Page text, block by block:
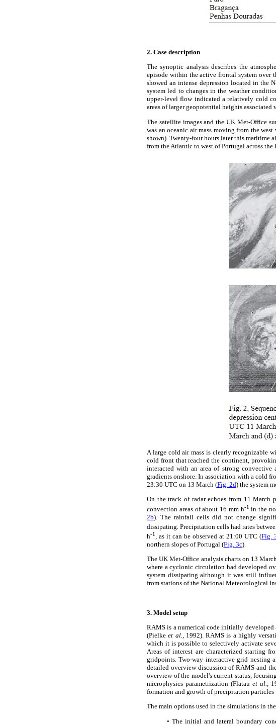
2. Case description
The synoptic analysis describes the
episode within the active frontal system over
showed an intense depression located in the
system led to changes in the weather
upper-level flow indicated a relatively cold
areas of larger geopotential heights
The satellite images and the UK Met-Office
was an oceanic air mass moving from the
shown). Twenty-four hours later this maritime
from the Atlantic to west of Portugal across
A large cold air mass is clearly recognizable
cold front that reached the continent,
interacted with an area of strong
gradients onshore. In association with a cold
23:30 UTC on 13 March (Fig. 2d) the system
On the track of radar echoes from 11
convection areas of about 16 mm h-1 in the
2b). The rainfall cells did not change
dissipating. Precipitation cells had rates
h-1, as it can be observed at 21:00 UTC (Fig.
northern slopes of Portugal (Fig. 3c).
The UK Met-Office analysis charts on 13
where a cyclonic circulation had developed
system dissipating although it was still
from stations of the National Meteorological
3. Model setup
RAMS is a numerical code initially developed
(Pielkeet al.,
1992). RAMS is a highly
which it is possible to selectively activate
Areas of interest are characterized starting
gridpoints. Two-way interactive grid nesting
detailed overview discussion of RAMS and
overview of the model's current status,
microphysics parametrization (Flatau et al.,
formation and growth of precipitation particles
The main options used in the simulations in
• The initial and lateral boundary